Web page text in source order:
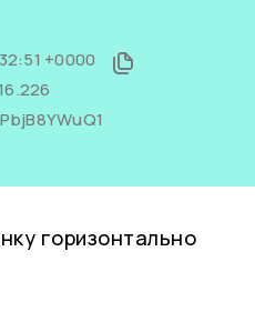
+0000
горизонтально